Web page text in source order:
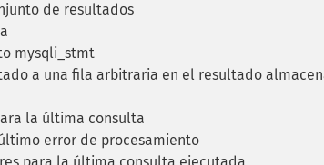
de resultados
mysqli_stmt
a una fila arbitraria en el resultado
la última consulta
error de procesamiento